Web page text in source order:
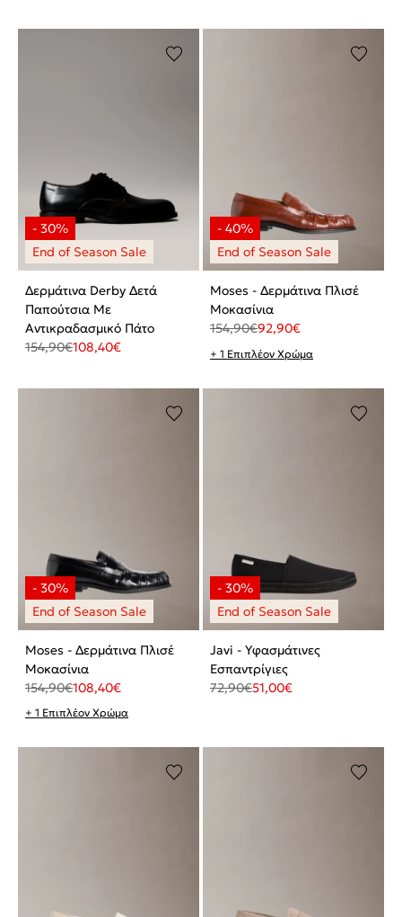
Δερμάτινα Derby Δετά
Παπούτσια Με
Αντικραδασμικό Πάτο
154,90€108,40€
Moses - Δερμάτινα Πλισέ
Μοκασίνια
154,90€92,90€
+ 1 Επιπλέον Χρώμα
Moses - Δερμάτινα Πλισέ
Μοκασίνια
154,90€108,40€
+ 1 Επιπλέον Χρώμα
Javi - Υφασμάτινες
Εσπαντρίγιες
72,90€51,00€